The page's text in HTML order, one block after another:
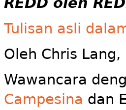
Tulisan asli
Oleh Chris
Wawancara
Campesina dan